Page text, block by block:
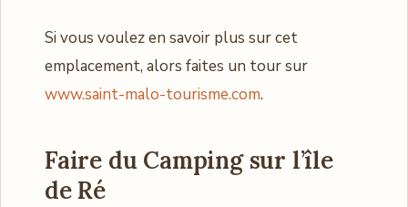
Si vous voulez en savoir plus sur cet
emplacement, alors faites un tour sur
www.saint-malo-tourisme.com.
Faire du Camping sur l’île
de Ré